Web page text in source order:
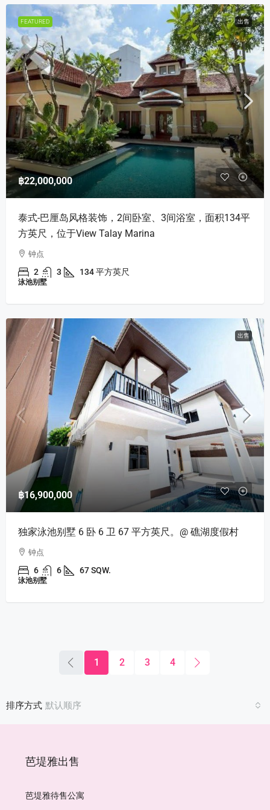
排序方式 默认顺序
FEATURED 出售
฿22,000,000
泰式-巴厘岛风格装饰，2间卧室、3间浴室，面积134平
方英尺，位于View Talay Marina
钟点
2 3 134 平方英尺
泳池别墅
出售
฿16,900,000
独家泳池别墅 6 卧 6 卫 67 平方英尺。@ 礁湖度假村
钟点
6 6 67 SQW.
泳池别墅
1 2 3 4
芭堤雅出售
芭堤雅待售公寓